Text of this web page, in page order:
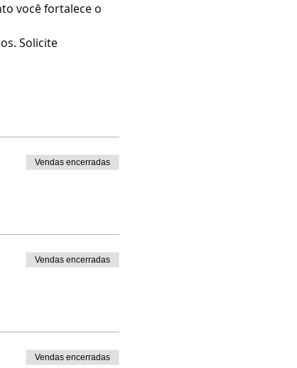
você fortalece o
Solicite
Vendas encerradas
Vendas encerradas
Vendas encerradas